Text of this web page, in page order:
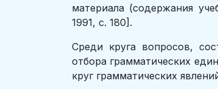
материала (содержания
1991, с. 180].
Среди круга вопросов,
отбора грамматических
круг грамматических